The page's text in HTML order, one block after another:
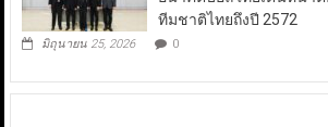
ทีมชาติไทยถึงปี 2572
มิถุนายน 25, 2026 0